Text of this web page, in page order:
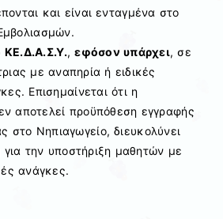
και είναι ενταγμένα στο
ΚΕ.Δ.Α.Σ.Υ.,εφόσον υπάρχει, σε
με αναπηρία ή ειδικές
Επισημαίνεται ότι η
αποτελεί προϋπόθεση εγγραφής
στο Νηπιαγωγείο, διευκολύνει
την υποστήριξη μαθητών με
ανάγκες.